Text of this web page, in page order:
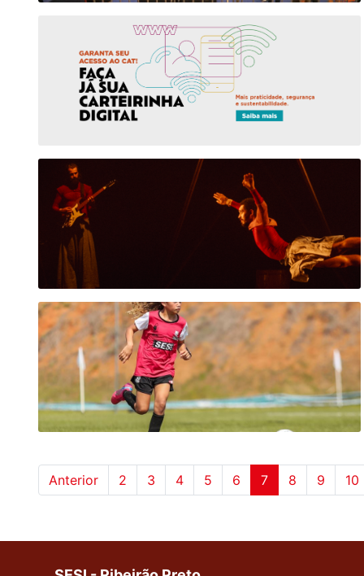
Anterior 2 3 4 5 6 7 8 9 10